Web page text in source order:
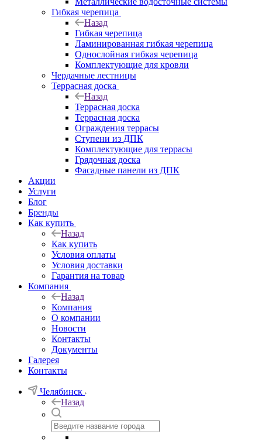
Гибкая черепица
Назад
Гибкая черепица
Ламинированная гибкая черепица
Однослойная гибкая черепица
Комплектующие для кровли
Чердачные лестницы
Террасная доска
Назад
Террасная доска
Террасная доска
Ограждения террасы
Ступени из ДПК
Комплектующие для террасы
Грядочная доска
Фасадные панели из ДПК
Акции
Услуги
Блог
Бренды
Как купить
Назад
Как купить
Условия оплаты
Условия доставки
Гарантия на товар
Компания
Назад
Компания
О компании
Новости
Контакты
Документы
Галерея
Контакты
Челябинск
Назад